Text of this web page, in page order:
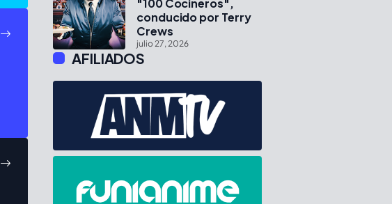
"100 Cocineros",
conducido por Terry
Crews
julio 27, 2026
AFILIADOS